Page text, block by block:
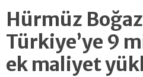
Hürmüz
Türkiye’ye 9
ek maliyet